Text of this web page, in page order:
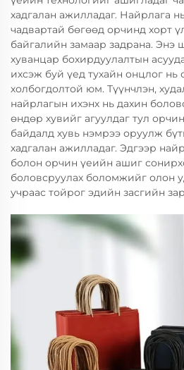
хадгалан ажилладаг. Найрлага
чадвартай бөгөөд орчинд хорт
байгалийн замаар задрана. Энэ
хуванцар бохирдуулалтын
ихсэж буй үед тухайн онцлог нь
холбогдолтой юм. Түүнчлэн,
найрлагын ихэнх нь дахин
өндөр хувийг агуулдаг тул
байдалд хувь нэмрээ оруулж
хадгалан ажилладаг. Эдгээр
болон орчин үеийн ашиг
боловсруулах боломжийг олон
учраас тойрог эдийн засгийн